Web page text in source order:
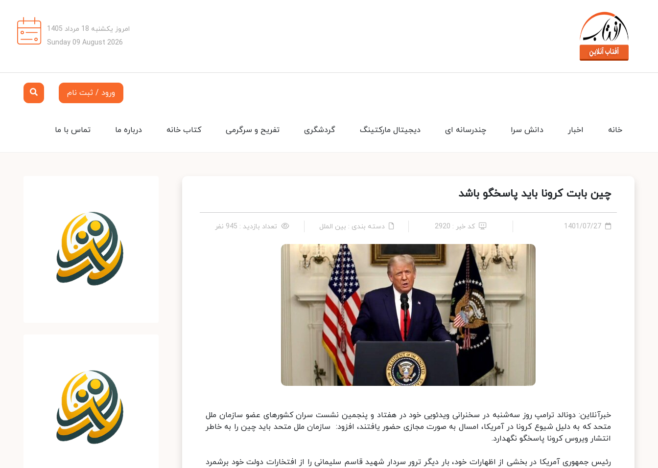
امروز یکشنبه 18 مرداد 1405
Sunday 09 August 2026
ورود / ثبت نام
تماس با ما درباره ما کتاب خانه تفریح و سرگرمی گردشگری دیجیتال مارکتینگ چندرسانه ای دانش سرا اخبار خانه
چین بابت کرونا باید پاسخگو باشد
1401/07/27 کد خبر : 2920 دسته بندی : بین الملل تعداد بازدید : 945 نفر
خبرآنلاین: دونالد ترامپ روز سه‌شنبه در سخنرانی ویدئویی خود در هفتاد و پنجمین نشست سران کشورهای عضو سازمان ملل
متحد که به دلیل شیوع کرونا در آمریکا، امسال به صورت مجازی حضور یافتند، افزود: سازمان ملل متحد باید چین را به خاطر
انتشار ویروس کرونا پاسخگو نگهدارد.
رئیس جمهوری آمریکا در بخشی از اظهارات خود، بار دیگر ترور سردار شهید قاسم سلیمانی را از افتخارات دولت خود برشمرد